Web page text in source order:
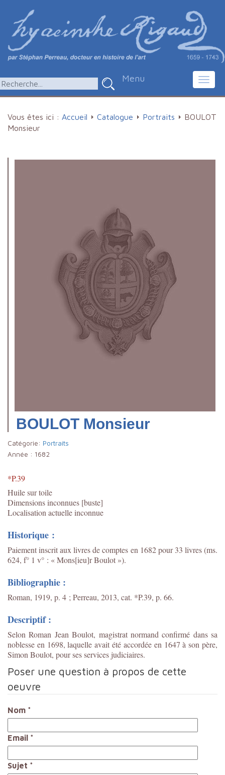
Menu
Vous êtes ici : Accueil Catalogue Portraits
BOULOT
Monsieur
BOULOT Monsieur
Catégorie: Portraits
Année : 1682
*P.39
Huile sur toile
Dimensions inconnues [buste]
Localisation actuelle inconnue
Historique :
Paiement inscrit aux livres de comptes en 1682 pour 33 livres (ms.
624, f° 1 v° : « Mons[ieu]r Boulot »).
Bibliographie :
Roman, 1919, p. 4 ; Perreau, 2013, cat. *P.39, p. 66.
Descriptif :
Selon Roman Jean Boulot, magistrat normand confirmé dans sa
noblesse en 1698, laquelle avait été accordée en 1647 à son père,
Simon Boulot, pour ses services judiciaires.
Poser une question à propos de cette
oeuvre
Nom *
Email *
Sujet *